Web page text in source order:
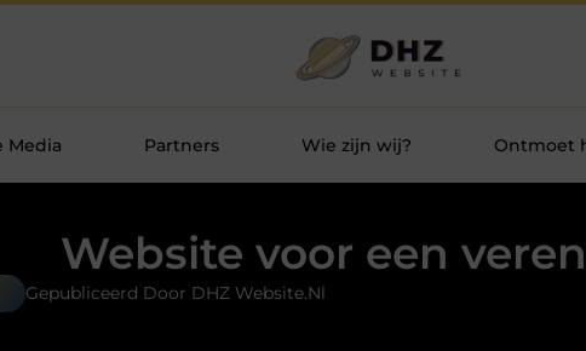
Media Partners Wie zijn wij? Ontmoet
Website voor een
Gepubliceerd Door DHZ Website.nl